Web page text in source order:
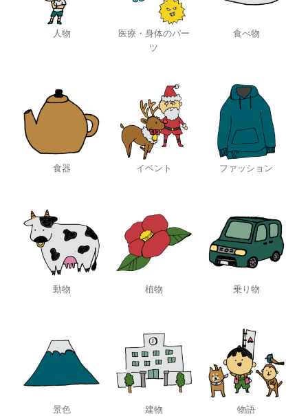
人物
医療・身体のパー
ツ
食べ物
食器 イベント ファッション
動物 植物 乗り物
景色 建物 物語